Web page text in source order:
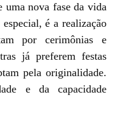
nova fase da vida
é a realização
por cerimônias e
já preferem festas
pela originalidade.
e da capacidade